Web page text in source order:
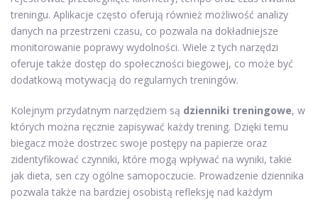
treningu. Aplikacje często oferują również możliwość analizy
danych na przestrzeni czasu, co pozwala na dokładniejsze
monitorowanie poprawy wydolności. Wiele z tych narzędzi
oferuje także dostęp do społeczności biegowej, co może być
dodatkową motywacją do regularnych treningów.
Kolejnym przydatnym narzędziem są dzienniki treningowe, w
których można ręcznie zapisywać każdy trening. Dzięki temu
biegacz może dostrzec swoje postępy na papierze oraz
zidentyfikować czynniki, które mogą wpływać na wyniki, takie
jak dieta, sen czy ogólne samopoczucie. Prowadzenie dziennika
pozwala także na bardziej osobistą refleksję nad każdym